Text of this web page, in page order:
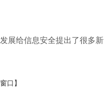
给信息安全提出了很多
口】